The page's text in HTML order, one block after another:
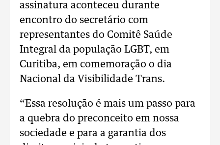
assinatura aconteceu durante
encontro do secretário com
representantes do Comitê Saúde
Integral da população LGBT, em
Curitiba, em comemoração o dia
Nacional da Visibilidade Trans.
“Essa resolução é mais um passo para
a quebra do preconceito em nossa
sociedade e para a garantia dos